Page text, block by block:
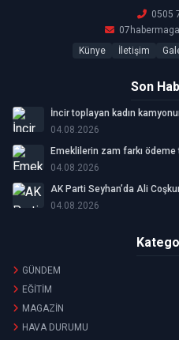
0505
Künye
İletişim
Son
İncir toplayan kadın
04.08.2026
Emeklilerin zam farkı
04.08.2026
AK Parti Seyhan’da Ali
04.08.2026
GÜNDEM
EĞİTİM
MAGAZİN
HAVA DURUMU